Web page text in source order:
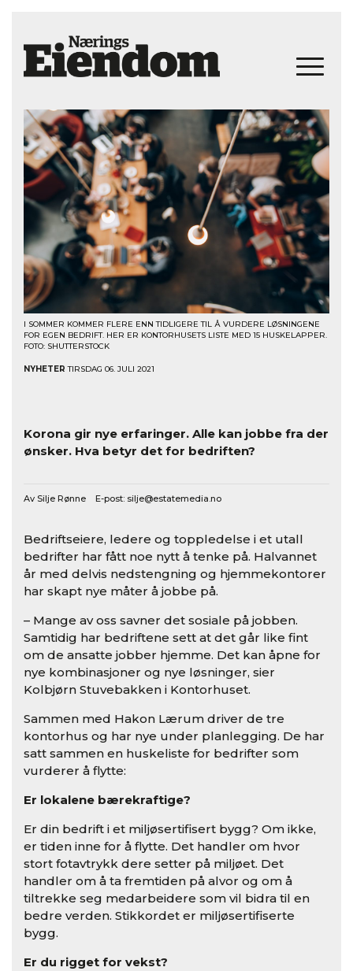
I SOMMER KOMMER FLERE ENN TIDLIGERE TIL Å VURDERE LØSNINGENE
FOR EGEN BEDRIFT. HER ER KONTORHUSETS LISTE MED 15 HUSKELAPPER.
FOTO: SHUTTERSTOCK
NYHETER TIRSDAG 06. JULI 2021
Korona gir nye erfaringer. Alle kan jobbe fra der
ønsker. Hva betyr det for bedriften?
Av Silje Rønne E-post: silje@estatemedia.no
Bedriftseiere, ledere og toppledelse i et utall
bedrifter har fått noe nytt å tenke på. Halvannet
år med delvis nedstengning og hjemmekontorer
har skapt nye måter å jobbe på.
– Mange av oss savner det sosiale på jobben.
Samtidig har bedriftene sett at det går like fint
om de ansatte jobber hjemme. Det kan åpne for
nye kombinasjoner og nye løsninger, sier
Kolbjørn Stuvebakken i Kontorhuset.
Sammen med Hakon Lærum driver de tre
kontorhus og har nye under planlegging. De har
satt sammen en huskeliste for bedrifter som
vurderer å flytte:
Er lokalene bærekraftige?
Er din bedrift i et miljøsertifisert bygg? Om ikke,
er tiden inne for å flytte. Det handler om hvor
stort fotavtrykk dere setter på miljøet. Det
handler om å ta fremtiden på alvor og om å
tiltrekke seg medarbeidere som vil bidra til en
bedre verden. Stikkordet er miljøsertifiserte
bygg.
Er du rigget for vekst?